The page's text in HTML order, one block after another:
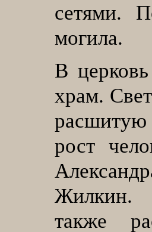
сетями.
могила.
В
храм.
расшитую
рост
Жилкин.
также